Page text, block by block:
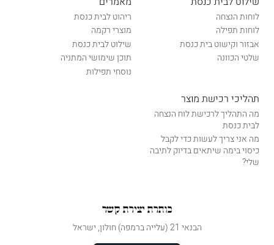
לוחות הנצחה
לוחות תפילה
אבזור וקישוט בית כנסת
שלטי הכוונה
ריהוט לבית כנסת
מוצרי רקמה
שילוט לבית כנסת
תוכן שימושי המתניה
נוסחי תפילות
תהליכי רכישת מוצר
מה התהליך לרכישת לוח הנצחה
לבית כנסת
מה אני צריך לעשות כדי לקבל
כיסוי בימה שיתאים בדיוק לתיבה
שלי?
כותרת יצירת קשר
הבנאי 21 (עלייה ברמפה) חולון, ישראל